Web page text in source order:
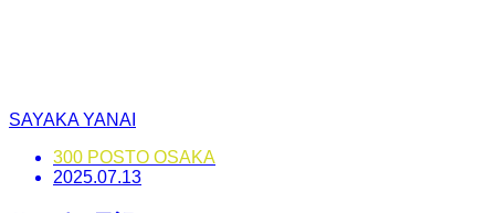
SAYAKA YANAI
300 POSTO OSAKA
2025.07.13